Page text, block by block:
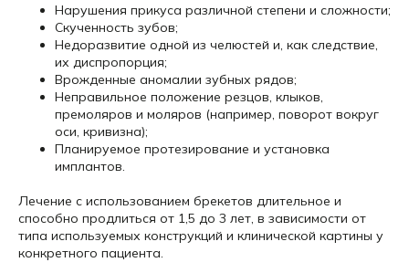
Нарушения прикуса различной степени и сложности;
Скученность зубов;
Недоразвитие одной из челюстей и, как следствие,
их диспропорция;
Врожденные аномалии зубных рядов;
Неправильное положение резцов, клыков,
премоляров и моляров (например, поворот вокруг
оси, кривизна);
Планируемое протезирование и установка
имплантов.
Лечение с использованием брекетов длительное и
способно продлиться от 1,5 до 3 лет, в зависимости от
типа используемых конструкций и клинической картины у
конкретного пациента.